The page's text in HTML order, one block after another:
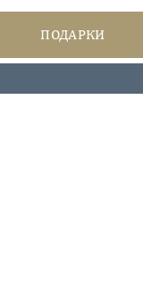
ПОДАРКИ